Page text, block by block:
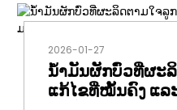
2026-01-27
ນ້ຳມັນຜັກບົ່ວທີ່ຜະ
ແກ້ໄຂທີ່ໝັ້ນຄົງ ແລ